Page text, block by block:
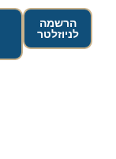
הרשמה
לניוזלטר